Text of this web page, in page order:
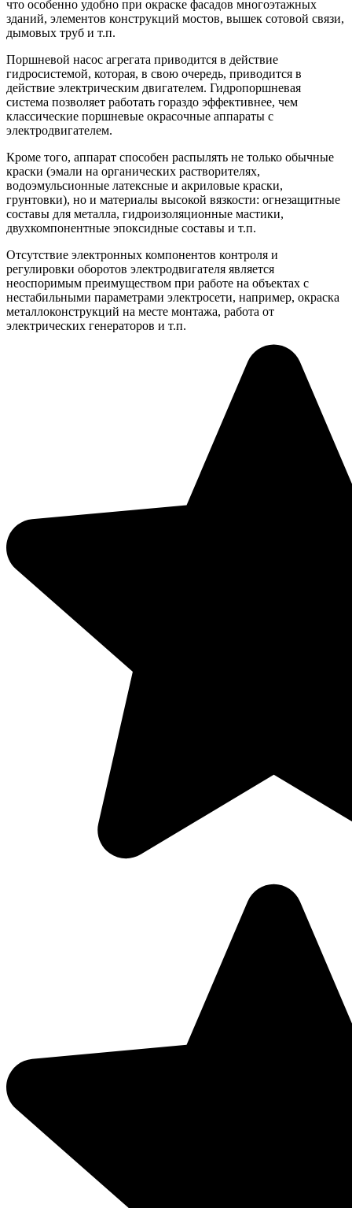
что особенно удобно при окраске фасадов многоэтажных
зданий, элементов конструкций мостов, вышек сотовой связи,
дымовых труб и т.п.
Поршневой насос агрегата приводится в действие
гидросистемой, которая, в свою очередь, приводится в
действие электрическим двигателем. Гидропоршневая
система позволяет работать гораздо эффективнее, чем
классические поршневые окрасочные аппараты с
электродвигателем.
Кроме того, аппарат способен распылять не только обычные
краски (эмали на органических растворителях,
водоэмульсионные латексные и акриловые краски,
грунтовки), но и материалы высокой вязкости: огнезащитные
составы для металла, гидроизоляционные мастики,
двухкомпонентные эпоксидные составы и т.п.
Отсутствие электронных компонентов контроля и
регулировки оборотов электродвигателя является
неоспоримым преимуществом при работе на объектах с
нестабильными параметрами электросети, например, окраска
металлоконструкций на месте монтажа, работа от
электрических генераторов и т.п.